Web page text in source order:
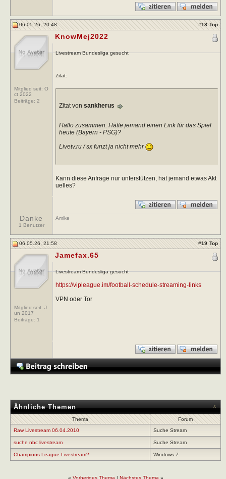
06.05.26, 20:48 #18 Top
Mitglied seit: O
ct 2022
Beiträge: 2
KnowMej2022
Livestream Bundesliga gesucht
Zitat:
Zitat von sankherus
Hallo zusammen. Hätte jemand einen Link für das Spiel
heute (Bayern - PSG)?
Livetv.ru / sx funzt ja nicht mehr
Kann diese Anfrage nur unterstützen, hat jemand etwas Akt
uelles?
Danke
1 Benutzer
Amike
06.05.26, 21:58 #19 Top
Mitglied seit: J
un 2017
Beiträge: 1
Jamefax.65
Livestream Bundesliga gesucht
https://vipleague.im/football-schedule-streaming-links
VPN oder Tor
Ähnliche Themen
Thema
Forum
Raw Livestream 06.04.2010
Suche Stream
suche nbc livestream Suche Stream
Champions League Livestream? Windows 7
« Vorheriges Thema | Nächstes Thema »